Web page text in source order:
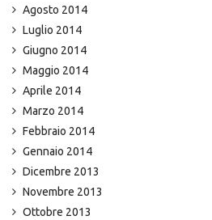
Agosto 2014
Luglio 2014
Giugno 2014
Maggio 2014
Aprile 2014
Marzo 2014
Febbraio 2014
Gennaio 2014
Dicembre 2013
Novembre 2013
Ottobre 2013